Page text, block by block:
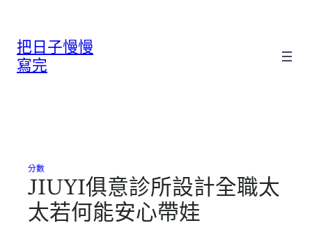
把日子慢慢
寫完
分數
JIUYI俱意診所設計全職太
太若何能安心帶娃